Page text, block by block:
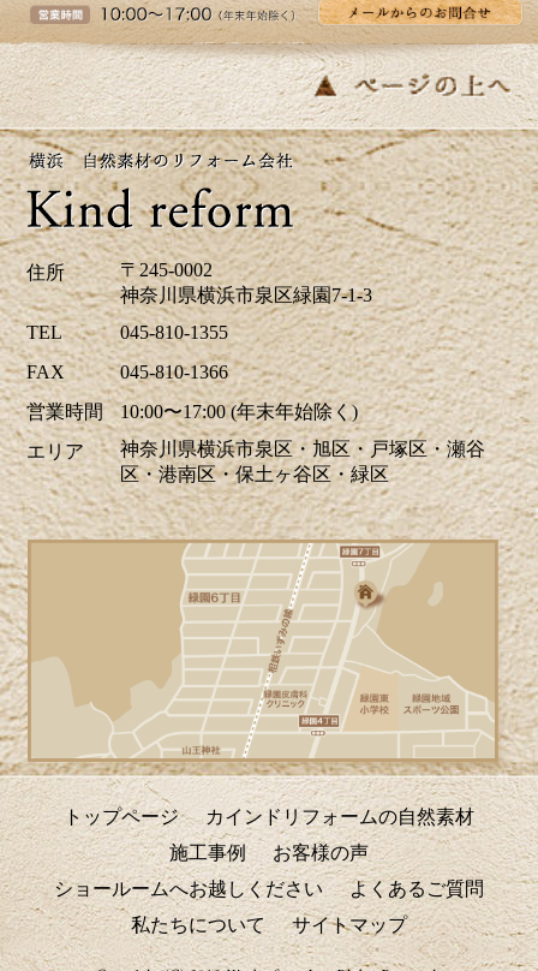
2026/05/27
皆さま、こんにちは。夏のように暑い日
があり体調管理が難しいですね。横浜市
K区E様邸のバス・洗面のリフォーム事例
をアップ致しましたのでご覧下さい。お
見積り、ご相談は無料です。お気軽にお
問合せ下さい。
2026/04/24
ツツジの花が街を鮮やかに彩り、お出か
けにも最適な季節ですね。当社はゴール
デンウイーク中も休まず営業しておりま
す。リフォームに関するご相談、お見積
りなどお気軽にお問い合わせください。
ホームページでは、H区M様邸のキッチ
リフォーム、A区N様邸の玄関ドアリフォ
ーム事例を掲載致しました。リフォーム
のご参考に是非ご覧ください。皆様から
のお問合せをお待ちしております。
2026/04/17
青葉が美しい季節になりました。明るい
日差しを新しい窓で迎えませんか？環境
省が実施する「みらいエコ住宅2026事
業」で補助金の交付が決定しました。断
熱性能の高い窓を導入する「窓リノベ」
では、熱・遮音・結露軽減により光熱費
住所
〒245-0002
神奈川県横浜市泉区緑園7-1-3
TEL
045-810-1355
FAX
045-810-1366
営業時間
10:00〜17:00 (年末年始除く)
エリア
神奈川県横浜市泉区・旭区・戸塚区・瀬谷
区・港南区・保土ヶ谷区・緑区
トップページ
カインドリフォームの自然素材
施工事例
お客様の声
ショールームへお越しください
よくあるご質問
私たちについて
サイトマップ